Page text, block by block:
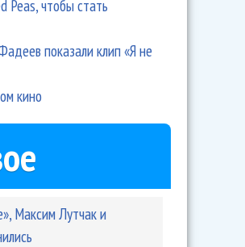
Peas, чтобы стать
показали клип «Я не
кино
Максим Лутчак и